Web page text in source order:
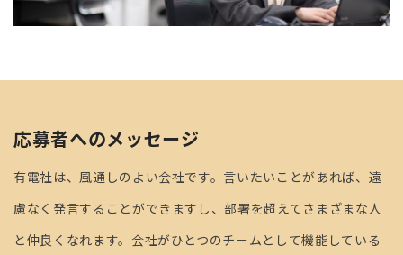
応募者へのメッセージ
有電社は、風通しのよい会社です。言いたいことがあれば、遠
慮なく発言することができますし、部署を超えてさまざまな人
と仲良くなれます。会社がひとつのチームとして機能している